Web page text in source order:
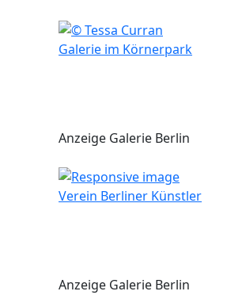
Galerie im Körnerpark
Anzeige Galerie Berlin
Verein Berliner Künstler
Anzeige Galerie Berlin